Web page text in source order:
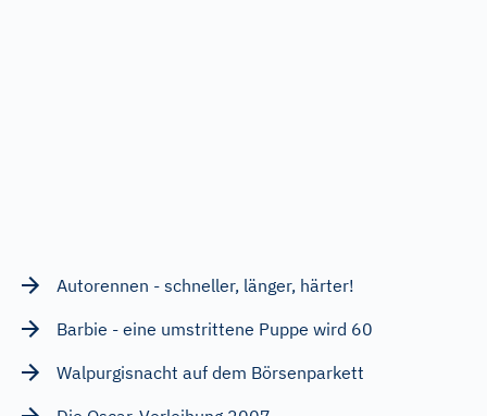
Autorennen - schneller, länger, härter!
Barbie - eine umstrittene Puppe wird 60
Walpurgisnacht auf dem Börsenparkett